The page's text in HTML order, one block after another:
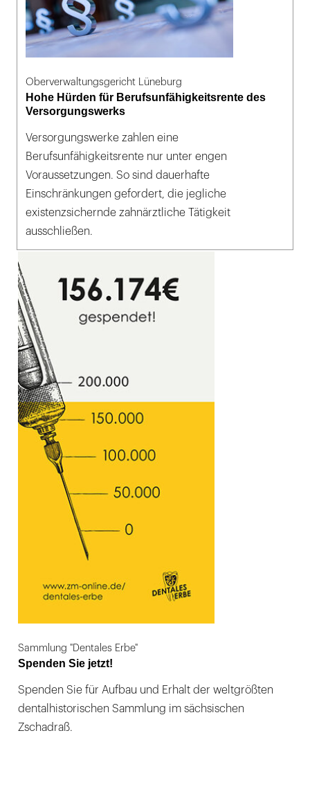
Oberverwaltungsgericht Lüneburg
Hohe Hürden für Berufsunfähigkeitsrente des
Versorgungswerks
Versorgungswerke zahlen eine
Berufsunfähigkeitsrente nur unter engen
Voraussetzungen. So sind dauerhafte
Einschränkungen gefordert, die jegliche
existenzsichernde zahnärztliche Tätigkeit
ausschließen.
Sammlung "Dentales Erbe"
Spenden Sie jetzt!
Spenden Sie für Aufbau und Erhalt der weltgrößten
dentalhistorischen Sammlung im sächsischen
Zschadraß.